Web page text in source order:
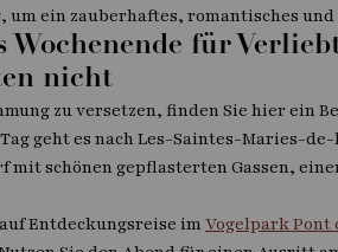
um ein zauberhaftes, romantisches
Wochenende für
nicht
zu versetzen, finden Sie hier ein
geht es nach Les-Saintes-Maries-
mit schönen gepflasterten Gassen,
Entdeckungsreise imVogelpark Pont